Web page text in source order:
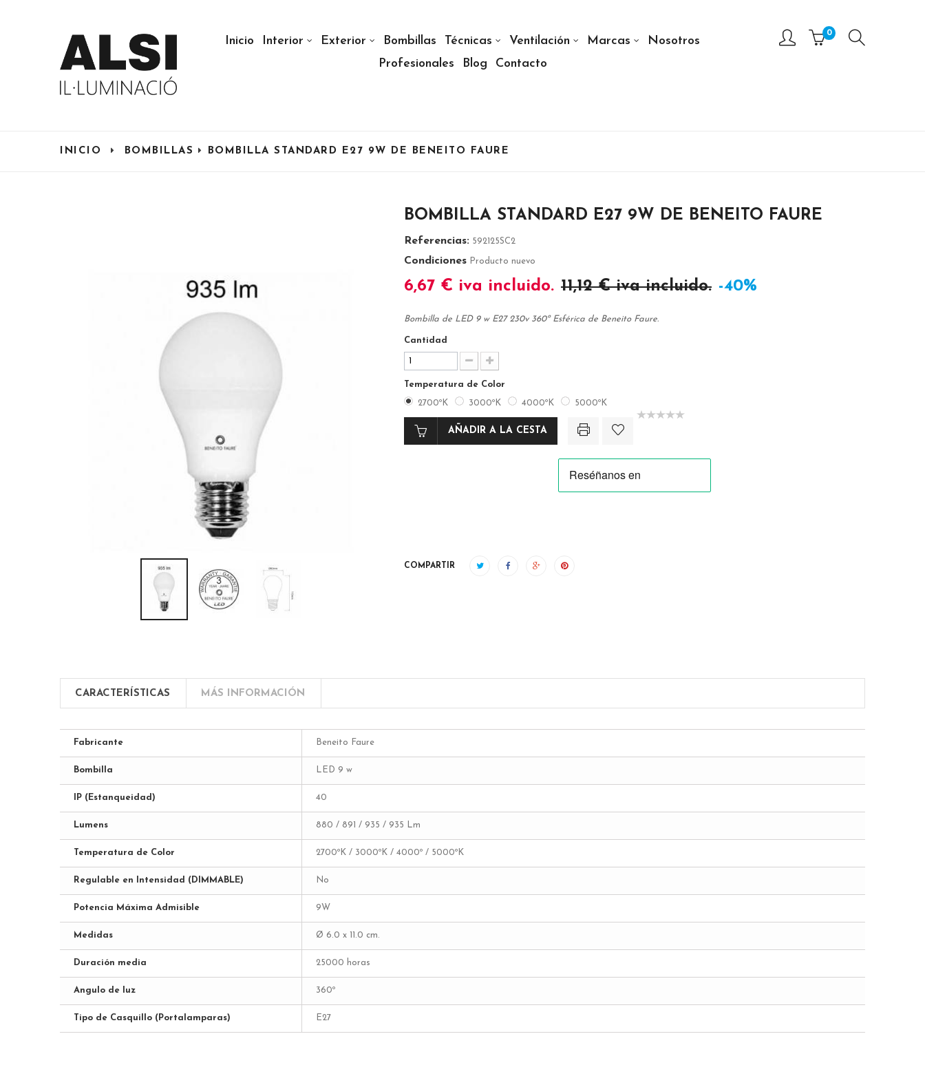
0
Inicio Interior Exterior Bombillas Técnicas Ventilación Marcas
Nosotros
Profesionales
Blog Contacto
INICIO BOMBILLAS BOMBILLA STANDARD E27 9W DE BENEITO FAURE
BOMBILLA STANDARD E27 9W DE BENEITO FAURE
Referencias: 592125SC2
Condiciones Producto nuevo
6,67 € iva incluido. 11,12 €iva incluido. -40%
Bombilla de LED 9 w E27 230v 360º Esférica de Beneito Faure.
Cantidad
Temperatura de Color
2700ºK 3000ºK 4000ºK 5000ºK
AÑADIR A LA CESTA
COMPARTIR
CARACTERÍSTICAS MÁS INFORMACIÓN
Fabricante Beneito Faure
Bombilla LED 9 w
IP (Estanqueidad) 40
Lumens 880 / 891 / 935 / 935 Lm
Temperatura de Color 2700ºK / 3000ºK / 4000º / 5000ºK
Regulable en Intensidad (DIMMABLE) No
Potencia Máxima Admisible 9W
Medidas Ø 6.0 x 11.0 cm.
Duración media 25000 horas
Angulo de luz 360º
Tipo de Casquillo (Portalamparas) E27